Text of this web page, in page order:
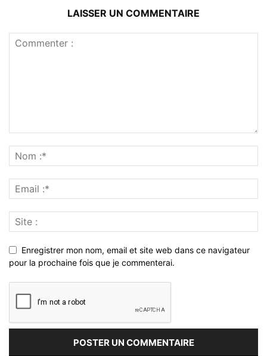
LAISSER UN COMMENTAIRE
Enregistrer mon nom, email et site web dans ce navigateur
pour la prochaine fois que je commenterai.